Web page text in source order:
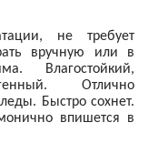
не требует
вручную или в
Влагостойкий,
Отлично
Быстро сохнет.
впишется в